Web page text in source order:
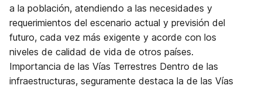
a la población, atendiendo a las necesidades y
requerimientos del escenario actual y previsión del
futuro, cada vez más exigente y acorde con los
niveles de calidad de vida de otros países.
Importancia de las Vías Terrestres Dentro de las
infraestructuras, seguramente destaca la de las Vías